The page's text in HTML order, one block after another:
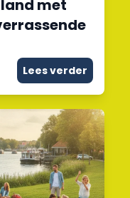
met
Lees verder